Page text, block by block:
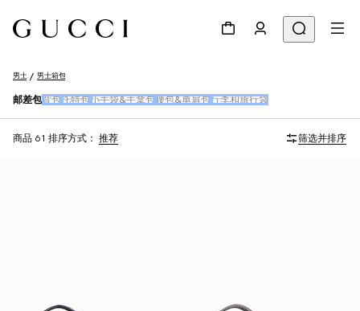
男士 男士箱包
邮差包背包 托特包 小手袋&手拿包 腰包&单肩包 行李和旅行袋
商品 61 排序方式： 推荐 筛选并排序